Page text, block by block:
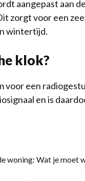
aangepast aan
zorgt voor een
wintertijd.
klok?
voor een
en is
woning: Wat je moet